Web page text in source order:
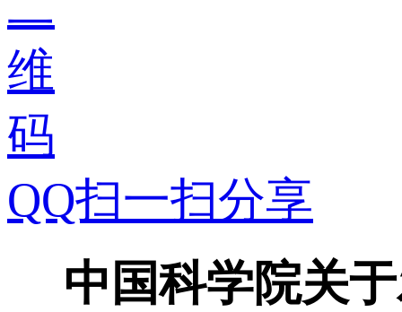
QQ扫一扫分享
中国科学院关